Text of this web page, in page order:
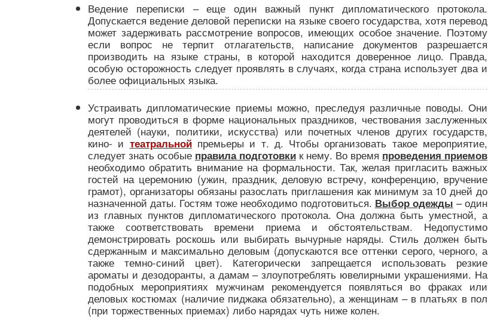
Ведение переписки – еще один важный пункт дипломатического протокола.
Допускается ведение деловой переписки на языке своего государства, хотя перевод
может задерживать рассмотрение вопросов, имеющих особое значение. Поэтому
если вопрос не терпит отлагательств, написание документов разрешается
производить на языке страны, в которой находится доверенное лицо. Правда,
особую осторожность следует проявлять в случаях, когда страна использует два и
более официальных языка.
Устраивать дипломатические приемы можно, преследуя различные поводы. Они
могут проводиться в форме национальных праздников, чествования заслуженных
деятелей (науки, политики, искусства) или почетных членов других государств,
кино- и театральнойпремьеры и т. д. Чтобы организовать такое мероприятие,
следует знать особые правила подготовки к нему. Во время проведения приемов
необходимо обратить внимание на формальности. Так, желая пригласить важных
гостей на церемонию (ужин, праздник, деловую встречу, конференцию, вручение
грамот), организаторы обязаны разослать приглашения как минимум за 10 дней до
назначенной даты. Гостям тоже необходимо подготовиться. Выбор одежды – один
из главных пунктов дипломатического протокола. Она должна быть уместной, а
также соответствовать времени приема и обстоятельствам. Недопустимо
демонстрировать роскошь или выбирать вычурные наряды. Стиль должен быть
сдержанным и максимально деловым (допускаются все оттенки серого, черного, а
также темно-синий цвет). Категорически запрещается использовать резкие
ароматы и дезодоранты, а дамам – злоупотреблять ювелирными украшениями. На
подобных мероприятиях мужчинам рекомендуется появляться во фраках или
деловых костюмах (наличие пиджака обязательно), а женщинам – в платьях в пол
(при торжественных приемах) либо нарядах чуть ниже колен.